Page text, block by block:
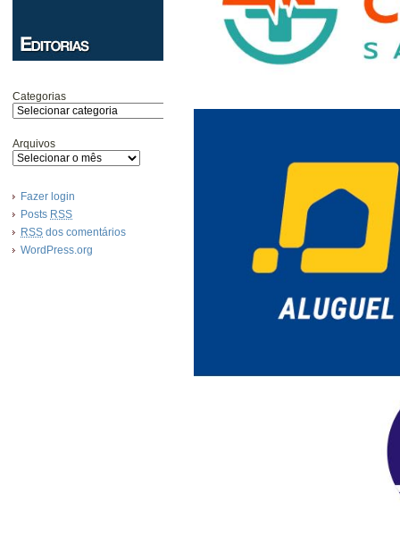
Categorias
Arquivos
Fazer login
Posts RSS
RSS dos comentários
WordPress.org